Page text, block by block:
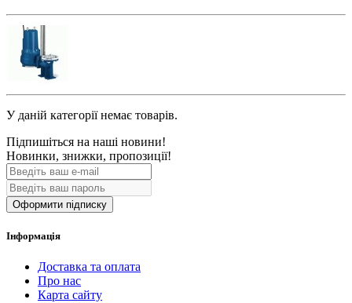
У даній категорії немає товарів.
Підпишіться на наші новини!
Новинки, знижки, пропозиції!
Оформити підписку
Інформація
Доставка та оплата
Про нас
Карта сайту